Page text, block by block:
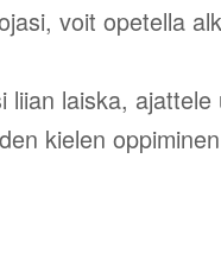
voit opetella
liian laiska,
kielen